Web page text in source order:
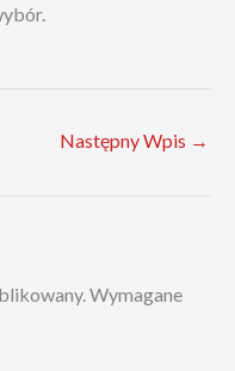
Następny Wpis →
Wymagane